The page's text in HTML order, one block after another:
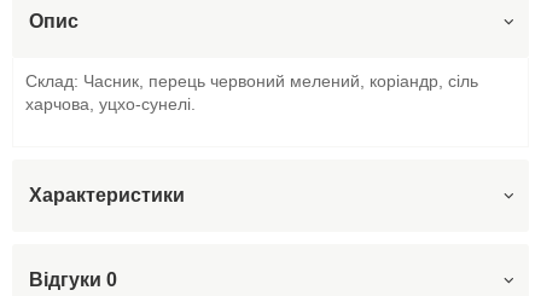
Опис
Склад: Часник, перець червоний мелений, коріандр, сіль
харчова, уцхо-сунелі.
Характеристики
Відгуки 0